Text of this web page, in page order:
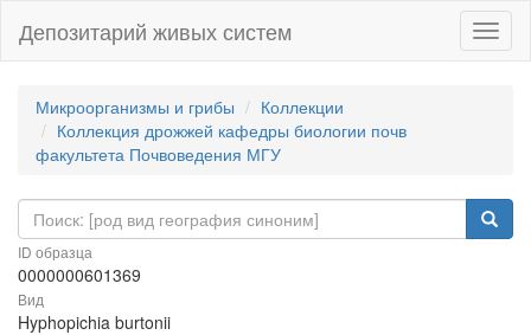
Депозитарий живых систем
Микроорганизмы и грибы
Коллекции
Коллекция дрожжей кафедры биологии почв
факультета Почвоведения МГУ
ID образца
0000000601369
Вид
Hyphopichia burtonii